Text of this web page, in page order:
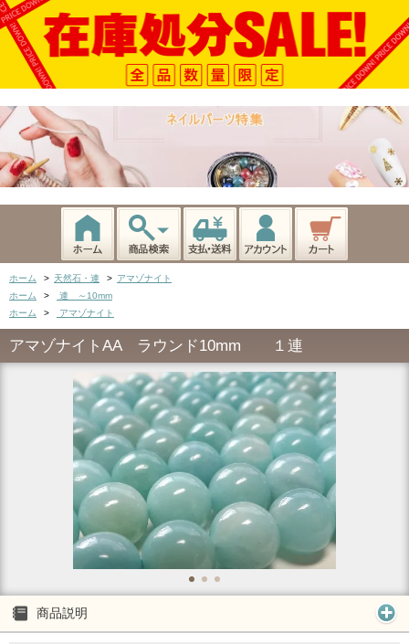
ホーム > 天然石・連 > アマゾナイト
ホーム
>
連 ～10mm
ホーム
> アマゾナイト
アマゾナイトAA ラウンド10mm １連
商品説明